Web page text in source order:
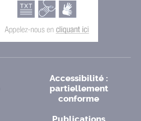
Accessibilité :
partiellement
conforme